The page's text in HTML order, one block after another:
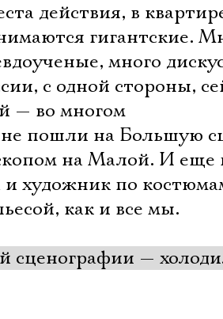
действия, в
гигантские.
много
с одной стороны,
— во многом
пошли на Большую
на Малой. И еще
художник по
как и все мы.
сценографии —